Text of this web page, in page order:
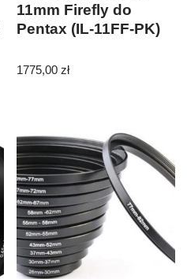
11mm Firefly do
Pentax (IL-11FF-PK)
1775,00zł